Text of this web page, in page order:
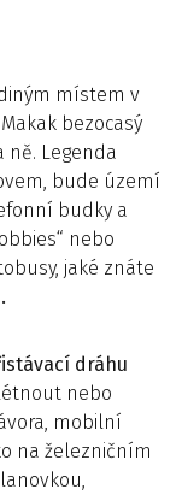
místem v
bezocasý
Legenda
bude území
budky a
nebo
jaké znáte
dráhu
nebo
mobilní
na železničním